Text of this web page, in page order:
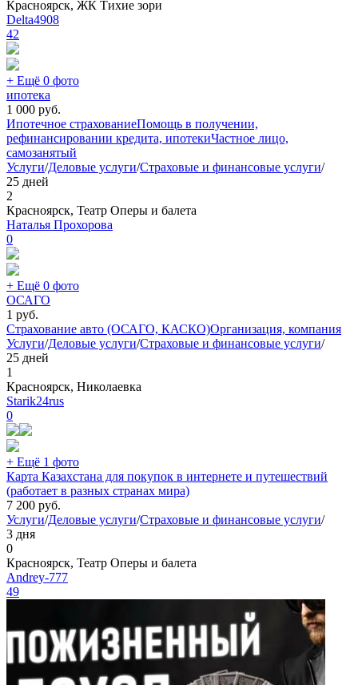
Красноярск, ЖК Тихие зори
Delta4908
42
+ Ещё 0 фото
ипотека
1 000 руб.
Ипотечное страхованиеПомощь в получении,
рефинансировании кредита, ипотекиЧастное лицо,
самозанятый
Услуги/Деловые услуги/Страховые и финансовые услуги/
25 дней
2
Красноярск, Театр Оперы и балета
Наталья Прохорова
0
+ Ещё 0 фото
ОСАГО
1 руб.
Страхование авто (ОСАГО, КАСКО)Организация, компания
Услуги/Деловые услуги/Страховые и финансовые услуги/
25 дней
1
Красноярск, Николаевка
Starik24rus
0
+ Ещё 1 фото
Карта Казахстана для покупок в интернете и путешествий
(работает в разных странах мира)
7 200 руб.
Услуги/Деловые услуги/Страховые и финансовые услуги/
3 дня
0
Красноярск, Театр Оперы и балета
Andrey-777
49